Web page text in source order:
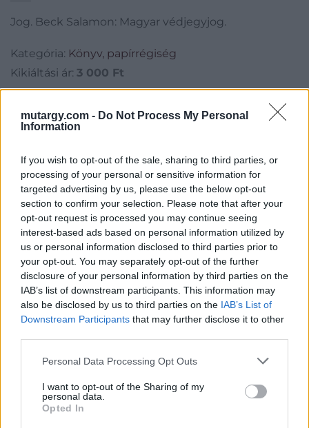
mutargy.com - Do Not Process My Personal
Information
If you wish to opt-out of the sale, sharing to third parties, or
processing of your personal or sensitive information for
targeted advertising by us, please use the below opt-out
section to confirm your selection. Please note that after your
opt-out request is processed you may continue seeing
interest-based ads based on personal information utilized by
us or personal information disclosed to third parties prior to
your opt-out. You may separately opt-out of the further
disclosure of your personal information by third parties on the
IAB’s list of downstream participants. This information may
also be disclosed by us to third parties on the IAB’s List of
Downstream Participants that may further disclose it to other
Personal Data Processing Opt Outs
I want to opt-out of the Sharing of my
personal data.
Opted In
Jog. Beck Salamon: Magyar védjegyjog.
Kategória: Könyv, papírrégiség
Kikiáltási ár: 3 000 Ft
Aukció adatai
Aukció dátuma: 2022.10.02
Aukció ideje: 16:00
Aukció helye: aukcio.net
Tételszám: 149
Eladó adatai
Eladó:Aukcio.net - Mike
Portobello Aukciósház
Cím: Vízkeleti Lívia
+36703805044
Telefon: +36703805044